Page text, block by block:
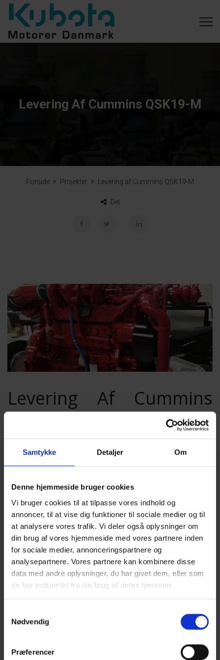
Samtykke Detaljer Om
Denne hjemmeside bruger cookies
Vi bruger cookies til at tilpasse vores indhold og
annoncer, til at vise dig funktioner til sociale medier og til
at analysere vores trafik. Vi deler også oplysninger om
din brug af vores hjemmeside med vores partnere inden
for sociale medier, annonceringspartnere og
analysepartnere. Vores partnere kan kombinere disse
data med andre oplysninger, du har givet dem, eller som
de har indsamlet fra din brug af deres tjenester.
Nødvendig
Præferencer
Levering Af Cummins QSK19-M
Forside Projekter Levering af Cummins QSK19-M
Del
Levering Af Cummins
nybygget fiskefartøj.
Den er leveret med ydelsen 750 BHP@1800 rpm., som
kølkølet version med komplet panel, dupelx brændstoffilter,
tør udstødning og kundespecifik farve.
Category : Projekter
Date : 29. januar 2019